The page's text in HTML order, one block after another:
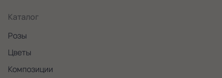
Каталог
Розы
Цветы
Композиции